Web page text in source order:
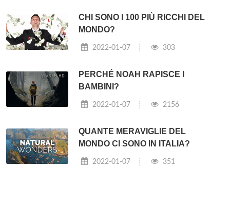
CHI SONO I 100 PIÙ RICCHI DEL
MONDO?
2022-01-07 303
PERCHÉ NOAH RAPISCE I
BAMBINI?
2022-01-07 2156
QUANTE MERAVIGLIE DEL
MONDO CI SONO IN ITALIA?
2022-01-07 351